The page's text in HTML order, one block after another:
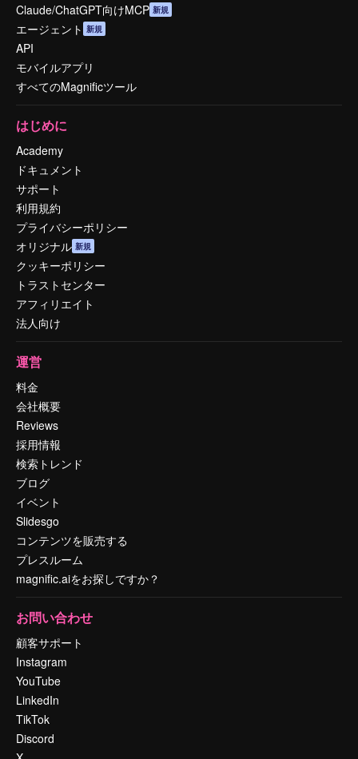
Claude/ChatGPT向けMCP 新規
エージェント 新規
API
モバイルアプリ
すべてのMagnificツール
はじめに
Academy
ドキュメント
サポート
利用規約
プライバシーポリシー
オリジナル 新規
クッキーポリシー
トラストセンター
アフィリエイト
法人向け
運営
料金
会社概要
Reviews
採用情報
検索トレンド
ブログ
イベント
Slidesgo
コンテンツを販売する
プレスルーム
magnific.aiをお探しですか？
お問い合わせ
顧客サポート
Instagram
YouTube
LinkedIn
TikTok
Discord